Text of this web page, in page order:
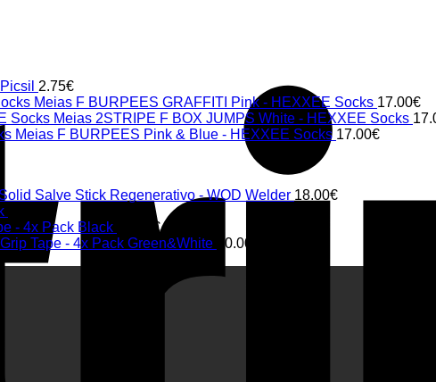
2.75€
Meias F BURPEES GRAFFITI Pink - HEXXEE Socks 17.00€
Meias 2STRIPE F BOX JUMPS White - HEXXEE Socks
Meias F BURPEES Pink & Blue - HEXXEE Socks 17.00€
Solid Salve Stick Regenerativo - WOD Welder 18.00€
- 4x Pack Black
€
Tape - 4x Pack Green&White
20.00